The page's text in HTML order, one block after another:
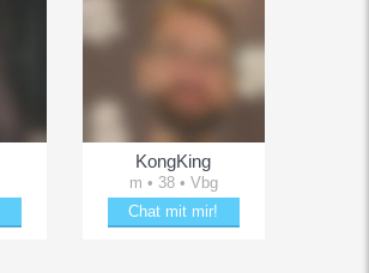
KongKing
m • 38 • Vbg
Chat mit mir!